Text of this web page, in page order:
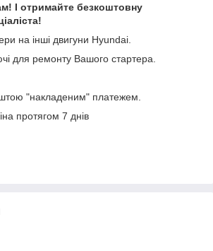
І отримайте безкоштовну
на інші двигуни Hyundai.
для ремонту Вашого стартера.
"накладеним" платежем.
протягом 7 днів